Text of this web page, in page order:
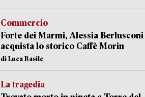
Commercio
Forte dei Marmi, Alessia Berlusconi
acquista lo storico Caffè Morin
di Luca Basile
La tragedia